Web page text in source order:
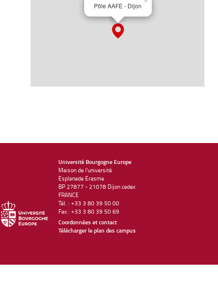
Université Bourgogne Europe
Maison de l'université
Esplanade Erasme
BP 27877 - 21078 Dijon cedex
FRANCE
Tél. : +33 3 80 39 50 00
Fax : +33 3 80 39 50 69
Coordonnées et contact
Télécharger le plan des campus